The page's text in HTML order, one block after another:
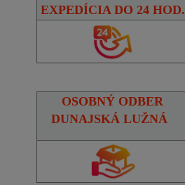
EXPEDÍCIA DO 24 HOD.
OSOBNÝ ODBER
DUNAJSKÁ LUŽNÁ